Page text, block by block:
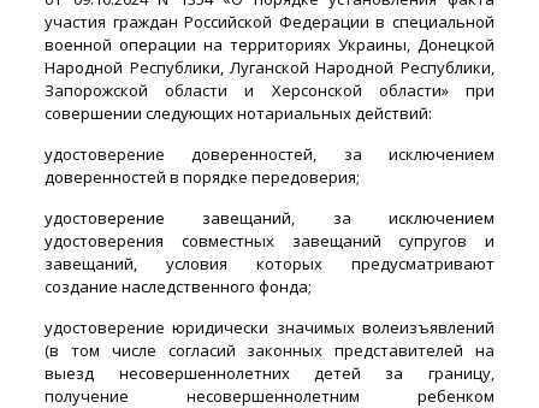
участия граждан Российской Федерации в специальной
военной операции на территориях Украины, Донецкой
Народной Республики, Луганской Народной Республики,
Запорожской области и Херсонской области» при
совершении следующих нотариальных действий:
удостоверение доверенностей, за исключением
доверенностей в порядке передоверия;
удостоверение завещаний, за исключением
удостоверения совместных завещаний супругов и
завещаний, условия которых предусматривают
создание наследственного фонда;
удостоверение юридически значимых волеизъявлений
(в том числе согласий законных представителей на
выезд несовершеннолетних детей за границу,
получение несовершеннолетним ребенком